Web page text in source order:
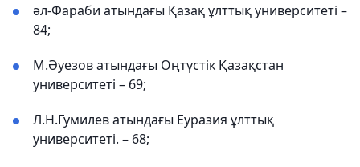
әл-Фараби атындағы Қазақ ұлттық университеті –
84;
М.Әуезов атындағы Оңтүстік Қазақстан
университеті – 69;
Л.Н.Гумилев атындағы Еуразия ұлттық
университеті. – 68;